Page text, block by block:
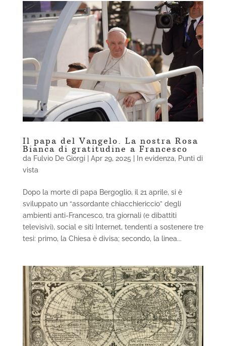
Il papa del Vangelo. La nostra Rosa
Bianca di gratitudine a Francesco
da Fulvio De Giorgi| Apr 29, 2025 In evidenza, Punti di
vista
Dopo la morte di papa Bergoglio, il 21 aprile, si è
sviluppato un “assordante chiacchiericcio” degli
ambienti anti-Francesco, tra giornali (e dibattiti
televisivi), social e siti Internet, tendenti a sostenere tre
tesi: primo, la Chiesa è divisa; secondo, la linea...